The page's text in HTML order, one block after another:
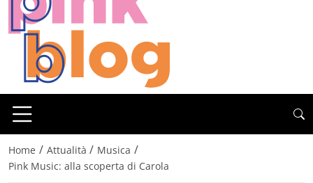
Home / Attualità / Musica /
Pink Music: alla scoperta di Carola